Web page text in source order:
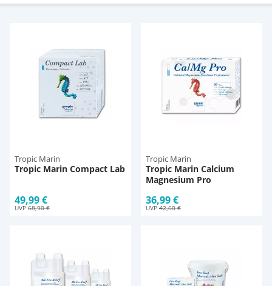
Tropic Marin
Tropic Marin Compact Lab
49,99 €
UVP 68,90 €
Tropic Marin
Tropic Marin Calcium
Magnesium Pro
36,99 €
UVP 42,60 €
Zubehör
Deko
Zubehör
Aqua Illumination
Alle Marken »
Fischfutter Test
D & D Aquarien
CO2-Anlage Aquarium